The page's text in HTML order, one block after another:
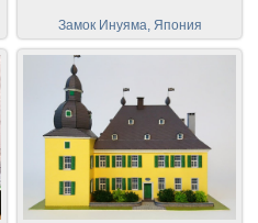
Замок Инуяма, Япония